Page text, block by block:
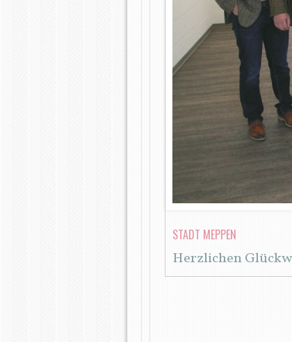
STADT MEPPEN
Herzlichen